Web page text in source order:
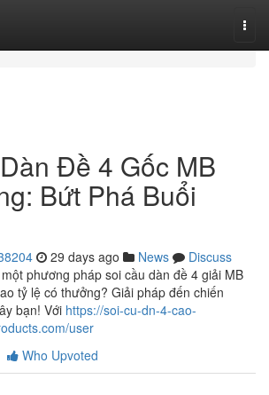
Đề 4 Gốc MB
Bứt Phá Buổi
29 days ago News
Discuss
phương pháp soi cầu dàn đề 4 giải MB
tỷ lệ có thưởng? Giải pháp đến chiến
bạn! Với https://soi-cu-dn-4-cao-
user
Who Upvoted